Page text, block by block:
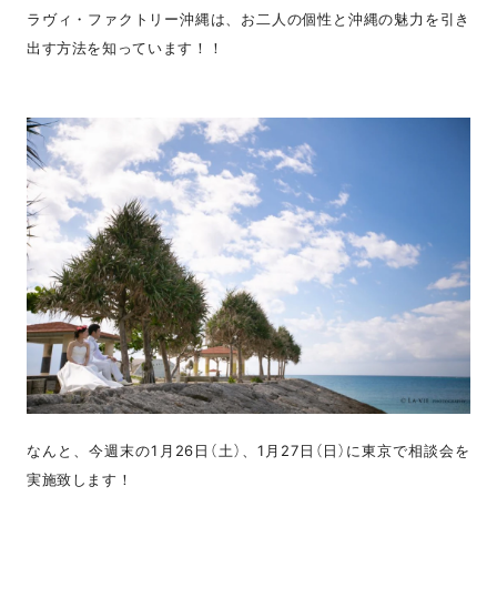
ラヴィ・ファクトリー沖縄は、お二人の個性と沖縄の魅力を引き
出す方法を知っています！！
なんと、今週末の1月26日（土）、1月27日（日）に東京で相談会を
実施致します！